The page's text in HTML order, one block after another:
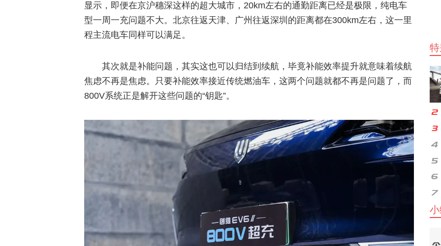
显示，即便在京沪穗深这样的超大城市，20km左右的通勤距离已经是极限，纯电车
型一周一充问题不大。北京往返天津、广州往返深圳的距离都在300km左右，这一里
程主流电车同样可以满足。
其次就是补能问题，其实这也可以归结到续航，毕竟补能效率提升就意味着续航
焦虑不再是焦虑。只要补能效率接近传统燃油车，这两个问题就都不再是问题了，而
800V系统正是解开这些问题的“钥匙”。